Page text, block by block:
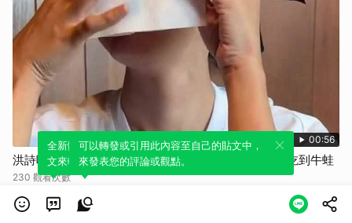
00:56
洪詩吃飯突崩潰哭到停不下來！ 玉兔歪樓笑翻：以為吃到牛蛙
230 觀看次數
全新體驗！一鍵引用此內容，透過發布貼
文來輕鬆表達個人立場。
可以轉發或引用此內容至自己的貼文中，
來發表您的評論或觀點。